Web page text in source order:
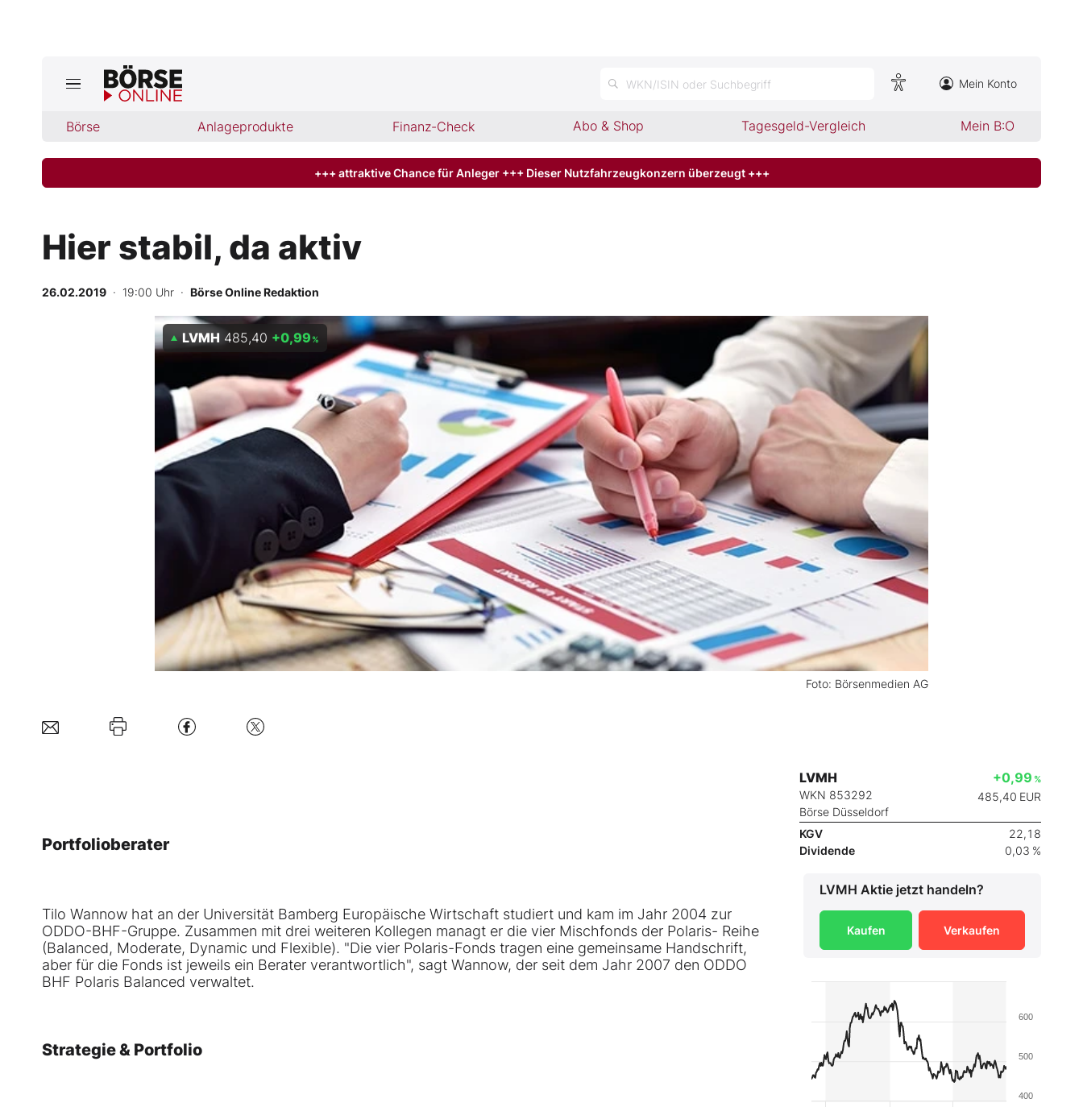
WKN/ISIN oder Suchbegriff Mein Konto
Börse Anlageprodukte Finanz-Check Abo & Shop Tagesgeld-Vergleich Mein B:O
Jetzt aktuelle Ausgabe BÖRSE ONLINE lesen
Finanz-Check
Abo & Shop
BO-Musterdepots
Experten
Mein Konto
Folgen Sie uns
+++ attraktive Chance für Anleger +++ Dieser Nutzfahrzeugkonzern überzeugt +++
Hier stabil, da aktiv
26.02.2019 · 19:00 Uhr · Börse Online Redaktion
Foto: Börsenmedien AG
LVMH 485,40 +0,99%
Portfolioberater
Tilo Wannow hat an der Universität Bamberg Europäische Wirtschaft studiert und kam im Jahr 2004 zur
ODDO-BHF-Gruppe. Zusammen mit drei weiteren Kollegen managt er die vier Mischfonds der Polaris- Reihe
(Balanced, Moderate, Dynamic und Flexible). "Die vier Polaris-Fonds tragen eine gemeinsame Handschrift,
aber für die Fonds ist jeweils ein Berater verantwortlich", sagt Wannow, der seit dem Jahr 2007 den ODDO
BHF Polaris Balanced verwaltet.
Strategie & Portfolio
LVMH
WKN 853292
Börse Düsseldorf
+0,99 %
485,40 EUR
KGV
22,18
Dividende
0,03 %
LVMH Aktie jetzt handeln?
Kaufen Verkaufen
400
500
600